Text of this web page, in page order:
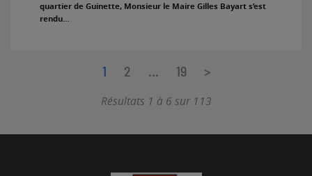
quartier de Guinette, Monsieur le Maire Gilles Bayart s’est
rendu…
Pagination
publications
1 2 … 19 >Page suivante
Résultats 1 à 6 sur 113